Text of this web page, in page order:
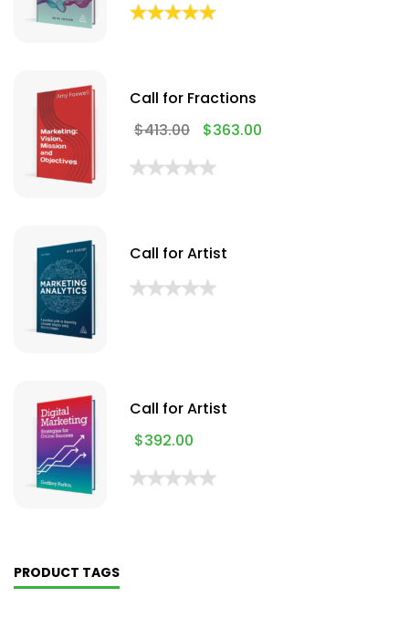
Call for Fractions
$413.00 $363.00
Call for Artist
Call for Artist
$392.00
PRODUCT TAGS